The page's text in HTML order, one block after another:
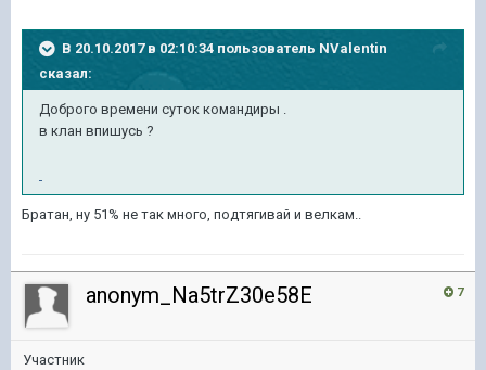
В 20.10.2017 в 02:10:34 пользователь NValentin
сказал:
Доброго времени суток командиры .
в клан впишусь ?
Братан, ну 51% не так много, подтягивай и велкам..
7
anonym_Na5trZ30e58E
Участник